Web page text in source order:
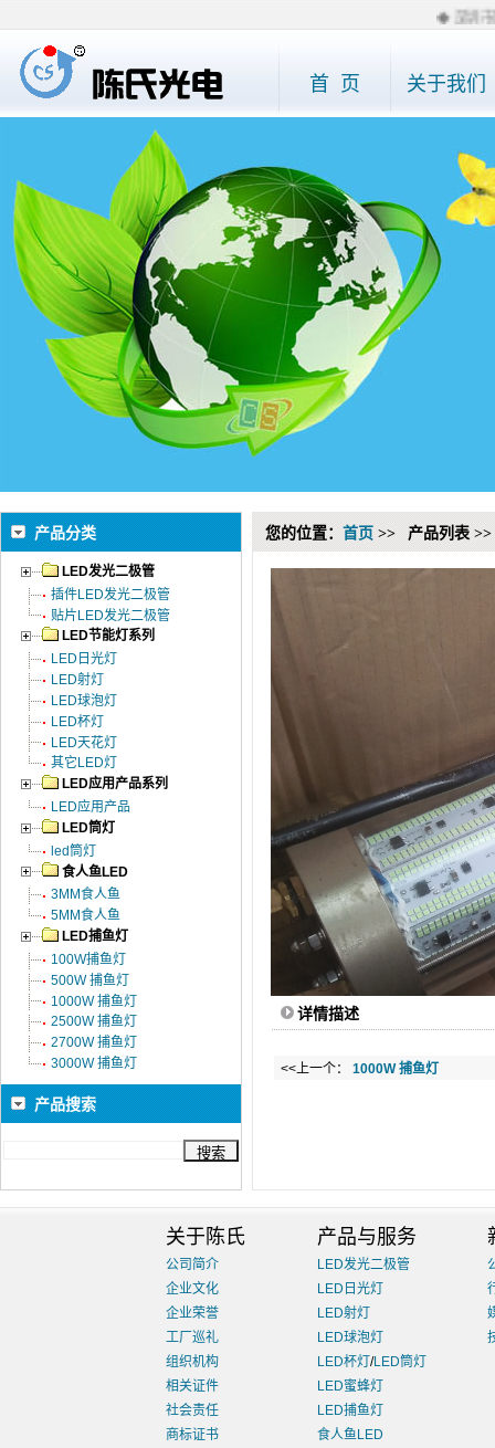
◆ 深圳市
首 页 关于我们
产品分类
LED发光二极管
插件LED发光二极管
贴片LED发光二极管
LED节能灯系列
LED日光灯
LED射灯
LED球泡灯
LED杯灯
LED天花灯
其它LED灯
LED应用产品系列
LED应用产品
LED筒灯
led筒灯
食人鱼LED
3MM食人鱼
5MM食人鱼
LED捕鱼灯
100W捕鱼灯
500W 捕鱼灯
1000W 捕鱼灯
2500W 捕鱼灯
2700W 捕鱼灯
3000W 捕鱼灯
产品搜索
您的位置： 首页 >> 产品列表
详情描述
<<上一个： 1000W 捕鱼灯
关于陈氏
公司简介
企业文化
企业荣誉
工厂巡礼
组织机构
相关证件
社会责任
商标证书
产品与服务
LED发光二极管
LED日光灯
LED射灯
LED球泡灯
LED杯灯 /LED筒灯
LED蜜蜂灯
LED捕鱼灯
食人鱼LED